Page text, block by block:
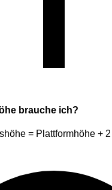
brauche ich?
= Plattformhöhe +